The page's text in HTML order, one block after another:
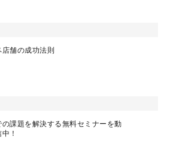
店舗の成功法則
の課題を解決する無料セミナーを動
！